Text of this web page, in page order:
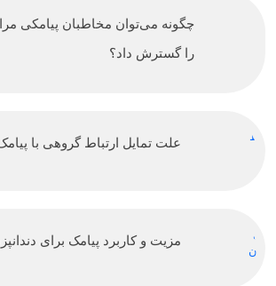
چگونه می‌توان مخاطبان پیامکی
را گسترش داد؟
علت تمایل ارتباط گروهی با
مزیت و کاربرد پیامک برای